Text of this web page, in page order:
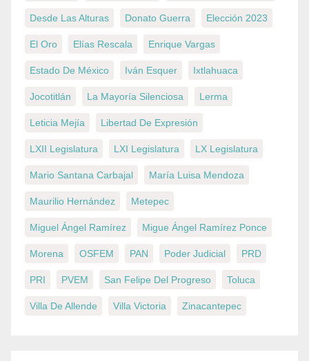
Desde Las Alturas Donato Guerra Elección 2023
El Oro Elías Rescala Enrique Vargas
Estado De México Iván Esquer Ixtlahuaca
Jocotitlán La Mayoría Silenciosa Lerma
Leticia Mejía Libertad De Expresión
LXII Legislatura LXI Legislatura LX Legislatura
Mario Santana Carbajal María Luisa Mendoza
Maurilio Hernández Metepec
Miguel Ángel Ramírez Migue Ángel Ramírez Ponce
Morena OSFEM PAN Poder Judicial PRD
PRI PVEM San Felipe Del Progreso Toluca
Villa De Allende Villa Victoria Zinacantepec